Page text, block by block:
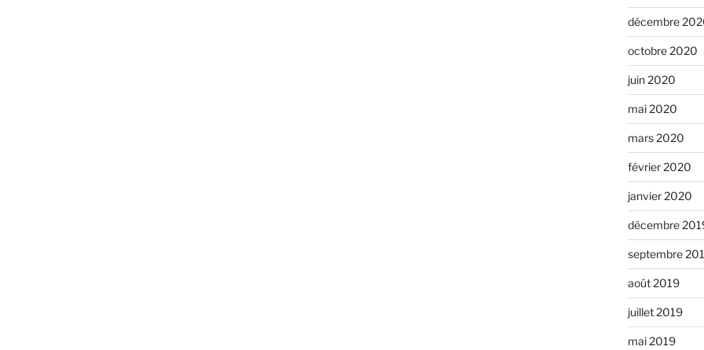
décembre
octobre 2020
juin 2020
mai 2020
mars 2020
février 2020
janvier 2020
décembre
septembre
août 2019
juillet 2019
mai 2019